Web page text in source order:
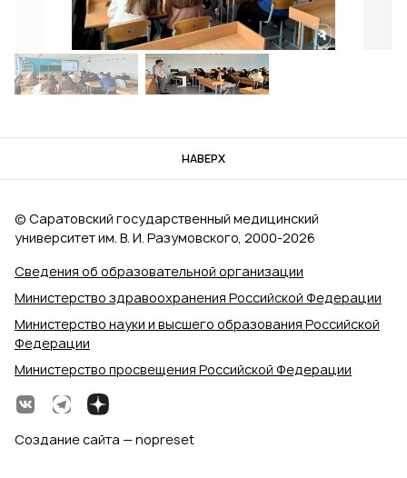
НАВЕРХ
Сведения об образовательной организации
Министерство здравоохранения Российской Федерации
Министерство науки и высшего образования Российской
Федерации
Министерство просвещения Российской Федерации
© Саратовский государственный медицинский
университет им. В. И. Разумовского, 2000‑2026
Создание сайта — nopreset